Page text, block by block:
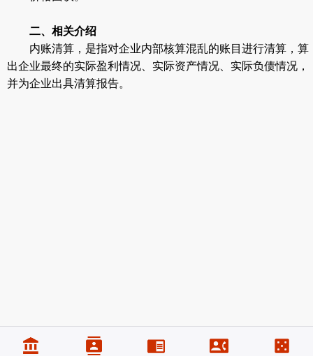
二、相关介绍
内账清算，是指对企业内部核算混乱的账目进行清算，算
出企业最终的实际盈利情况、实际资产情况、实际负债情况，
并为企业出具清算报告。